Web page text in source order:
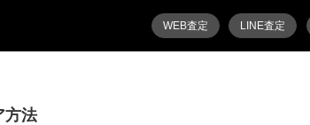
WEB査定 LINE査定
方法